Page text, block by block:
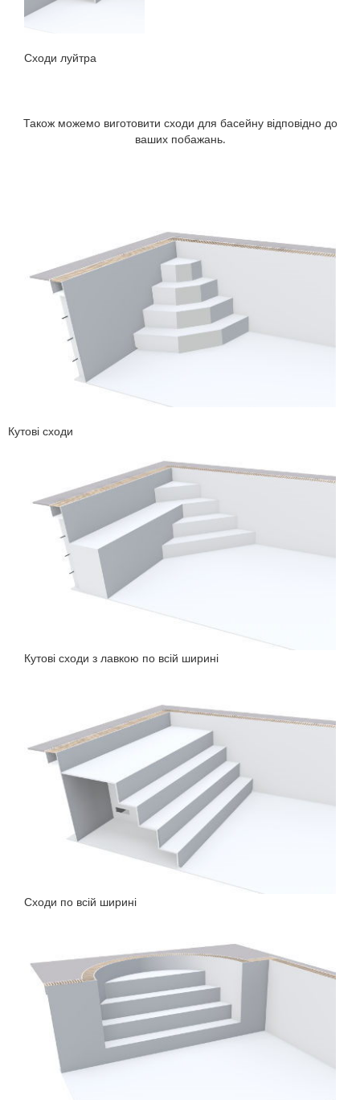
Сходи луйтра
Також можемо виготовити сходи для басейну відповідно до
ваших побажань.
Кутові сходи
Кутові сходи з лавкою по всій ширині
Сходи по всій ширині